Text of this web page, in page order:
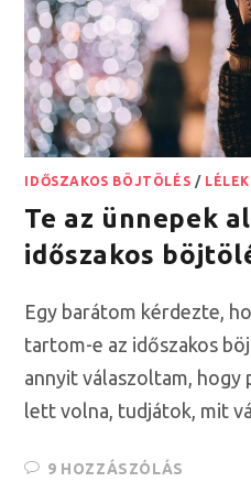
IDŐSZAKOS BÖJTÖLÉS /
Te az ünnepek
időszakos
Egy barátom kérdezte,
tartom-e az időszakos
annyit válaszoltam, hogy
lett volna, tudjátok, mit
9 HOZZÁSZÓLÁS